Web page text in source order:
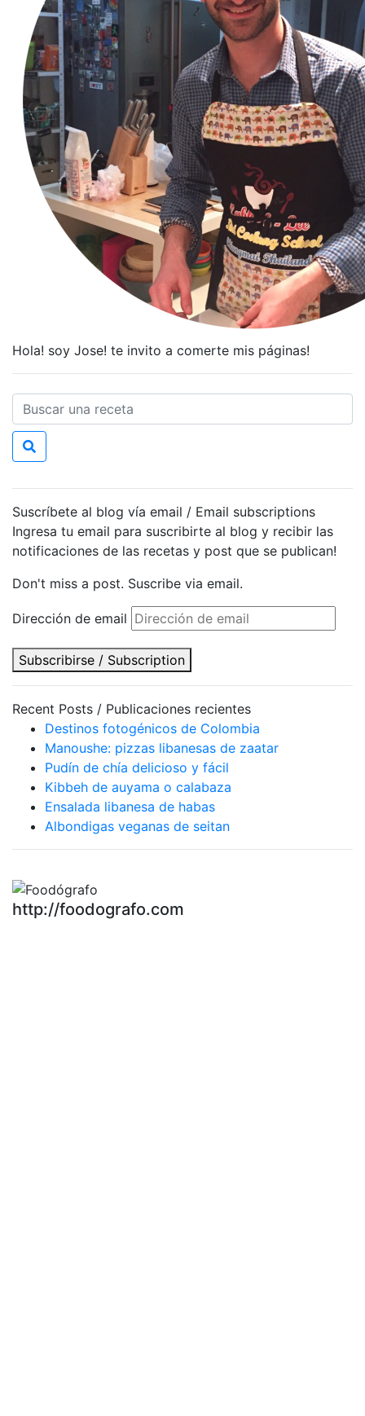
Hola! soy Jose! te invito a comerte mis páginas!
Suscríbete al blog vía email / Email subscriptions
Ingresa tu email para suscribirte al blog y recibir las
notificaciones de las recetas y post que se publican!
Don't miss a post. Suscribe via email.
Dirección de email
Subscribirse / Subscription
Recent Posts / Publicaciones recientes
Destinos fotogénicos de Colombia
Manoushe: pizzas libanesas de zaatar
Pudín de chía delicioso y fácil
Kibbeh de auyama o calabaza
Ensalada libanesa de habas
Albondigas veganas de seitan
http://foodografo.com